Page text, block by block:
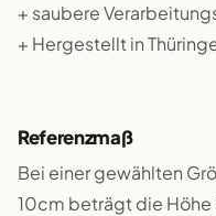
+ saubere
+ Hergestellt in
Referenzmaß
Bei einer gewählten
10cm beträgt die Höhe